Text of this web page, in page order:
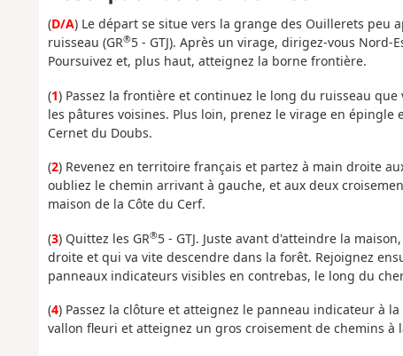
(D/A) Le départ se situe vers la grange des Ouillerets peu
ruisseau (GR®5 - GTJ). Après un virage, dirigez-vous
Poursuivez et, plus haut, atteignez la borne frontière.
(1) Passez la frontière et continuez le long du ruisseau
les pâtures voisines. Plus loin, prenez le virage en
Cernet du Doubs.
(2) Revenez en territoire français et partez à main droite
oubliez le chemin arrivant à gauche, et aux deux
maison de la Côte du Cerf.
(3) Quittez les GR®5 - GTJ. Juste avant d'atteindre la
droite et qui va vite descendre dans la forêt. Rejoignez
panneaux indicateurs visibles en contrebas, le long du
(4) Passez la clôture et atteignez le panneau indicateur à
vallon fleuri et atteignez un gros croisement de chemins à